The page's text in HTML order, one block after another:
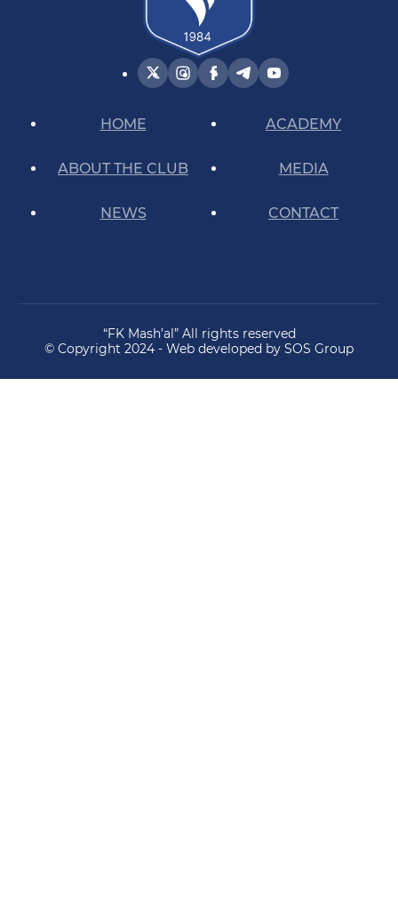
HOME
ABOUT THE CLUB
NEWS
ACADEMY
MEDIA
CONTACT
“FK Mash’al” All rights reserved
© Copyright 2024 - Web developed by SOS Group